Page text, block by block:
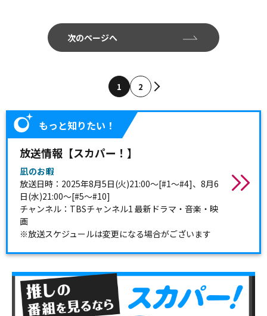
次のページへ
1 2
もっと知りたい！
放送情報【スカパー！】
凪のお暇
放送日時：2025年8月5日(火)21:00～[#1～#4]、8月6
日(水)21:00～[#5～#10]
チャンネル：TBSチャンネル1 最新ドラマ・音楽・映
画
※放送スケジュールは変更になる場合がございます